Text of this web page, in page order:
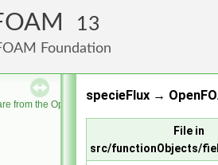
13
Foundation
from the OpenFOAM Foundation
specieFlux →
File in
src/functionObjects/